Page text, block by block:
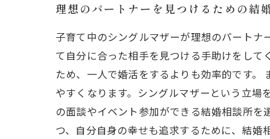
理想のパートナーを見つけるための結
子育て中のシングルマザーが理想のパート
て自分に合った相手を見つける手助けをし
ため、一人で婚活をするよりも効率的です
やすくなります。シングルマザーという立
の面談やイベント参加ができる結婚相談所を
つ、自分自身の幸せも追求するために、結婚